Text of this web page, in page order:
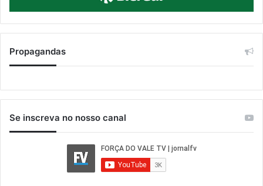
Propagandas
Se inscreva no nosso canal